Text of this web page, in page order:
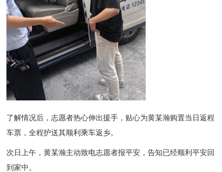
了解情况后，志愿者热心伸出援手，贴心为黄某瀚购置当日返程
车票，全程护送其顺利乘车返乡。
次日上午，黄某瀚主动致电志愿者报平安，告知已经顺利平安回
到家中。